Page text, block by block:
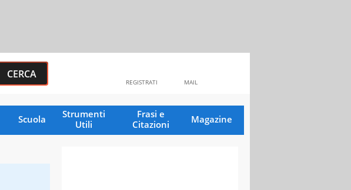
MAIL
REGISTRATI
Scuola
Strumenti
Utili
Frasi e
Citazioni
Magazine